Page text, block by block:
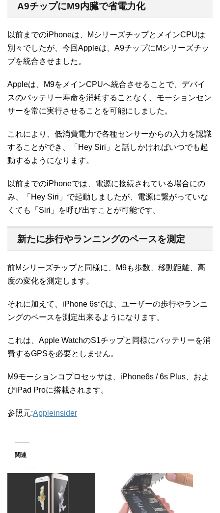
A9チップにM9内臓で省電力化
以前までのiPhoneは、MシリーズチップとメインCPUは
別々でしたが、今回Appleは、A9チップにMシリーズチッ
プを統合させました。
Appleは、M9をメインCPUへ統合させることで、デバイ
スのバッテリー寿命を消耗することなく、モーションセン
サーを常に実行させることを可能にしました。
これにより、低消費電力で各種センサーからの入力を認識
することができ、「Hey Siri」と話しかければいつでも起
動するようになります。
以前までのiPhoneでは、電源に接続されている場合にの
み、「Hey Siri」で起動しましたが、電源に繋がっていな
くても「Siri」を呼び出すことが可能です。
新たに歩行やランニングのペースを測定
前Mシリーズチップと同様に、M9も歩数、移動距離、高
度の変化を測定します。
それに加えて、iPhone 6sでは、ユーザーの歩行やランニ
ングのペースを測定出来るようになります。
これは、Apple WatchのS1チップと同様にバッテリーを消
費するGPSを必要としません。
M9モーションコプロセッサは、iPhone6s / 6s Plus、およ
びiPad Proに搭載されます。
参照元:Appleinsider
関連